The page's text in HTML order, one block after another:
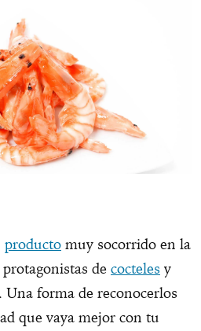
producto muy socorrido en la
de cocteles y
Una forma de reconocerlos
que vaya mejor con tu